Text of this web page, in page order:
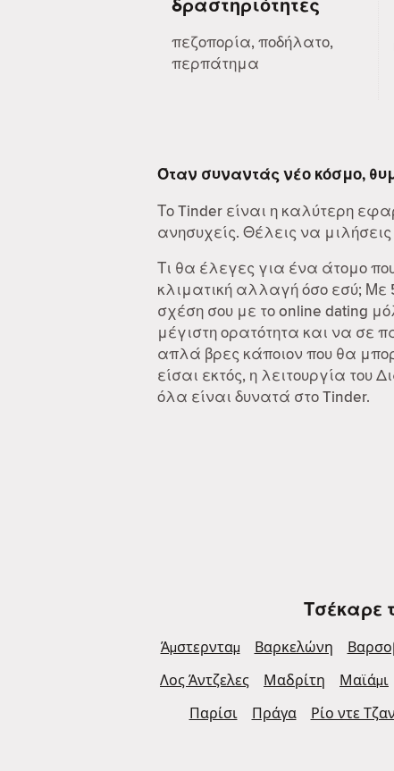
δραστηριότητες
πεζοπορία, ποδήλατο,
περπάτημα
Όταν συναντάς νέο κόσμο,
Το Tinder είναι η καλύτερη
ανησυχείς. Θέλεις να
Τι θα έλεγες για ένα άτομο
κλιματική αλλαγή όσο εσύ; Με
σχέση σου με το online dating
μέγιστη ορατότητα και να σε
απλά βρες κάποιον που θα
είσαι εκτός, η λειτουργία
όλα είναι δυνατά στο Tinder.
Τσέκαρε
Άμστερνταμ Βαρκελώνη
Λος Άντζελες
Μαδρίτη Μαϊάμι
Παρίσι
Πράγα Ρίο ντε